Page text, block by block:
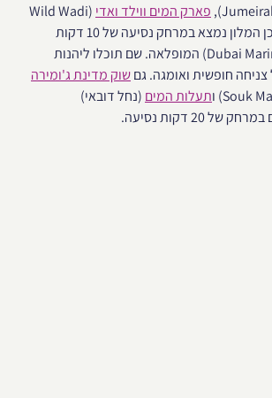
פארק המים ווילד ואדי (Wild Wadi
Waterpark). כמו כן המלון נמצא במרחק נסיעה של 10 דקות
(Dubai Marina) המופלאה. שם תוכלו ליהנות
חופשית ואומגה. גםשוק מדינת ג'ומירה
תעלות המים (נחל דובאי)
20 דקות נסיעה.